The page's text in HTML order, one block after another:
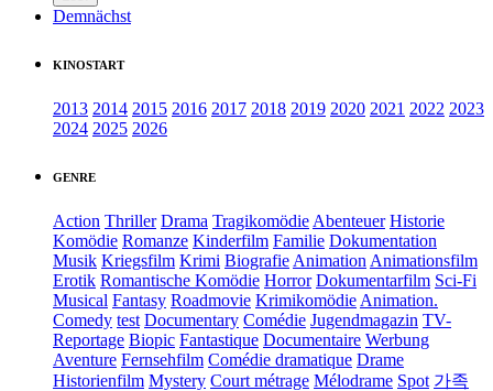
Demnächst
KINOSTART
2013 2014 2015 2016 2017 2018 2019 2020 2021 2022 2023
2024 2025 2026
GENRE
Action Thriller Drama Tragikomödie Abenteuer Historie
Komödie Romanze Kinderfilm Familie Dokumentation
Musik Kriegsfilm Krimi Biografie Animation Animationsfilm
Erotik Romantische Komödie Horror Dokumentarfilm Sci-Fi
Musical Fantasy Roadmovie Krimikomödie Animation.
Comedy test Documentary Comédie Jugendmagazin TV-
Reportage Biopic Fantastique Documentaire Werbung
Aventure Fernsehfilm Comédie dramatique Drame
Historienfilm Mystery Court métrage Mélodrame Spot 가족